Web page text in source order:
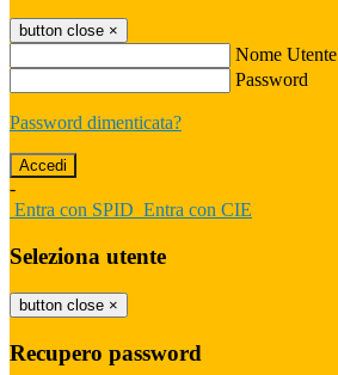
button close ×
Nome Utente
Password
Password dimenticata?
-
Entra con SPID Entra con CIE
Seleziona utente
button close ×
Recupero password